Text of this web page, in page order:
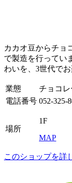
カカオ豆からチョ
で製造を行ってい
わいを、3世代でお
業態
チョコ
電話番号 052-325-
場所
1F
MAP
このショップを詳